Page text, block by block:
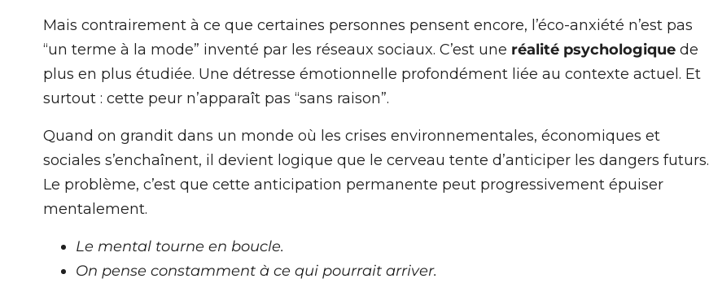
Mais contrairement à ce que certaines personnes pensent encore, l’éco-anxiété n’est pas
“un terme à la mode” inventé par les réseaux sociaux. C’est une réalité psychologique de
plus en plus étudiée. Une détresse émotionnelle profondément liée au contexte actuel. Et
surtout : cette peur n’apparaît pas “sans raison”.
Quand on grandit dans un monde où les crises environnementales, économiques et
sociales s’enchaînent, il devient logique que le cerveau tente d’anticiper les dangers futurs.
Le problème, c’est que cette anticipation permanente peut progressivement épuiser
mentalement.
Le mental tourne en boucle.
On pense constamment à ce qui pourrait arriver.